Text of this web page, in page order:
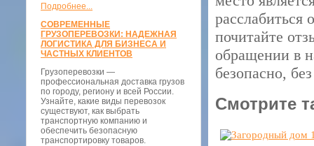
Подробнее...
СОВРЕМЕННЫЕ
ГРУЗОПЕРЕВОЗКИ: НАДЕЖНАЯ
ЛОГИСТИКА ДЛЯ БИЗНЕСА И
ЧАСТНЫХ КЛИЕНТОВ
Грузоперевозки —
профессиональная доставка грузов
по городу, региону и всей России.
Узнайте, какие виды перевозок
существуют, как выбрать
транспортную компанию и
обеспечить безопасную
транспортировку товаров.
расслабиться
почитайте
обращении в
безопасно,
Смотрите